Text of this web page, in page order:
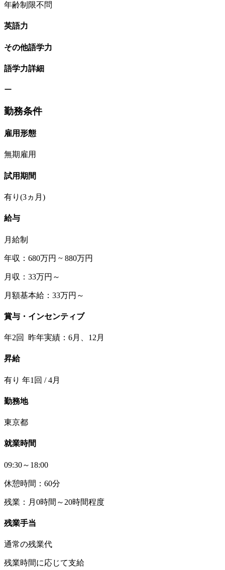
年齢制限不問
英語力
その他語学力
語学力詳細
ー
勤務条件
雇用形態
無期雇用
試用期間
有り(3ヵ月)
給与
月給制
年収：680万円 ~ 880万円
月収：33万円～
月額基本給：33万円～
賞与・インセンティブ
年2回 昨年実績：6月、12月
昇給
有り 年1回 / 4月
勤務地
東京都
就業時間
09:30～18:00
休憩時間：60分
残業：月0時間～20時間程度
残業手当
通常の残業代
残業時間に応じて支給